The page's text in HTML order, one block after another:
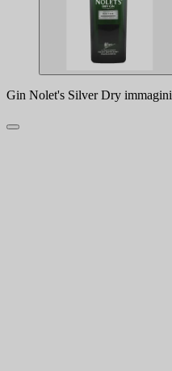
Gin Nolet's Silver Dry immagini